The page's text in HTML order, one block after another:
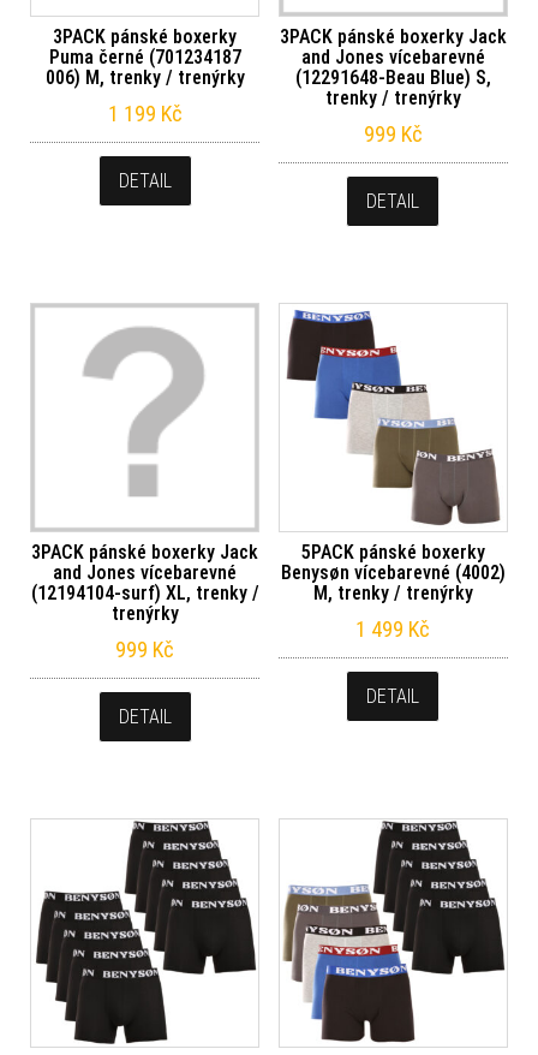
3PACK pánské boxerky
Puma černé (701234187
006) M, trenky / trenýrky
1 199 Kč
DETAIL
3PACK pánské boxerky Jack
and Jones vícebarevné
(12291648-Beau Blue) S,
trenky / trenýrky
999 Kč
DETAIL
3PACK pánské boxerky Jack
and Jones vícebarevné
(12194104-surf) XL, trenky /
trenýrky
999 Kč
DETAIL
5PACK pánské boxerky
Benysøn vícebarevné (4002)
M, trenky / trenýrky
1 499 Kč
DETAIL